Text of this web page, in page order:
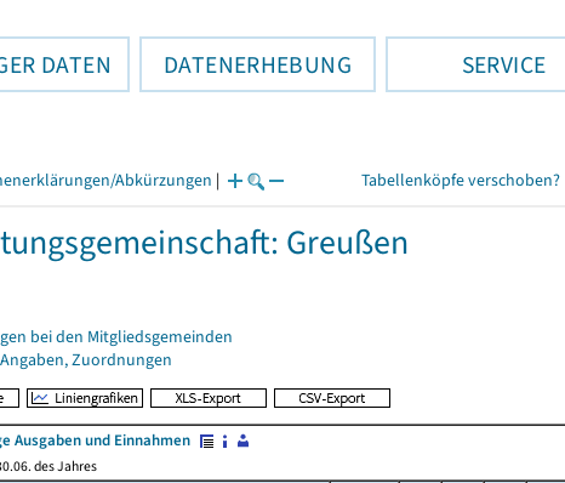
DATEN DATENERHEBUNG SERVICE
Abkürzungen | Tabellenköpfe verschoben?
Greußen
bei den Mitgliedsgemeinden
Zuordnungen
Ausgaben und Einnahmen
des Jahres